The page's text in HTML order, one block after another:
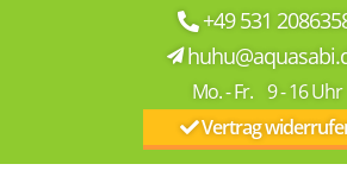
+49 531
Mo. - Fr. 9 - 16 Uhr
Vertrag